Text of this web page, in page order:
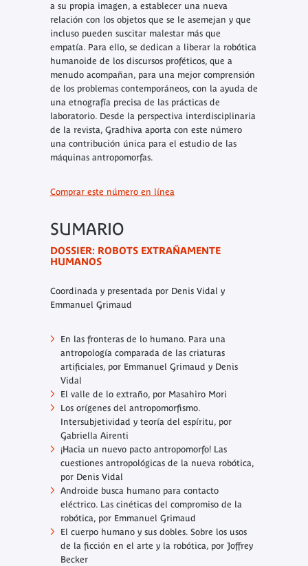
a su propia imagen, a establecer una nueva
relación con los objetos que se le asemejan y que
incluso pueden suscitar malestar más que
empatía. Para ello, se dedican a liberar la robótica
humanoide de los discursos proféticos, que a
menudo acompañan, para una mejor comprensión
de los problemas contemporáneos, con la ayuda de
una etnografía precisa de las prácticas de
laboratorio. Desde la perspectiva interdisciplinaria
de la revista, Gradhivaaporta con este número
una contribución única para el estudio de las
máquinas antropomorfas.
Comprar este número en línea
SUMARIO
DOSSIER: ROBOTS EXTRAÑAMENTE
HUMANOS
Coordinada y presentada por Denis Vidal y
Emmanuel Grimaud
En las fronteras de lo humano. Para una
antropología comparada de las criaturas
artificiales, por Emmanuel Grimaud y Denis
Vidal
El valle de lo extraño, por Masahiro Mori
Los orígenes del antropomorfismo.
Intersubjetividad y teoría del espíritu, por
Gabriella Airenti
¡Hacia un nuevo pacto antropomorfo! Las
cuestiones antropológicas de la nueva robótica,
por Denis Vidal
Androide busca humano para contacto
eléctrico. Las cinéticas del compromiso de la
robótica, por Emmanuel Grimaud
El cuerpo humano y sus dobles. Sobre los usos
de la ficción en el arte y la robótica, por Joffrey
Becker